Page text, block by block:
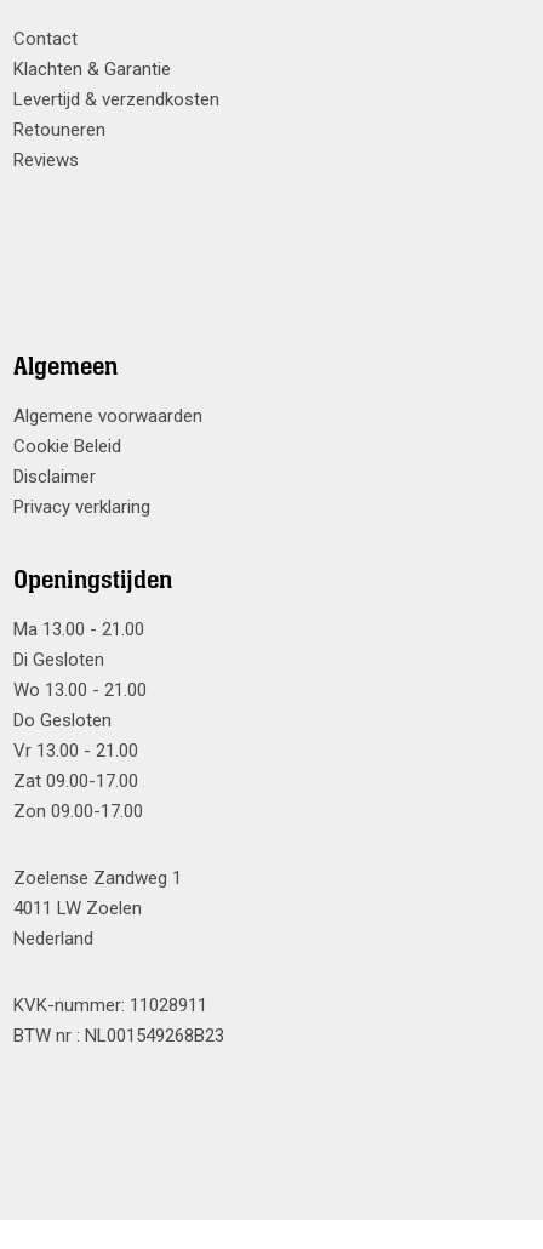
Contact
Klachten & Garantie
Levertijd & verzendkosten
Retouneren
Reviews
Algemeen
Algemene voorwaarden
Cookie Beleid
Disclaimer
Privacy verklaring
Openingstijden
Ma 13.00 - 21.00
Di Gesloten
Wo 13.00 - 21.00
Do Gesloten
Vr 13.00 - 21.00
Zat 09.00-17.00
Zon 09.00-17.00
Zoelense Zandweg 1
4011 LW Zoelen
Nederland
KVK-nummer: 11028911
BTW nr : NL001549268B23